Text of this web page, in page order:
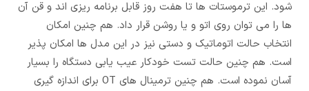
شود. این ترموستات ها تا هفت روز قابل برنامه ریزی اند و قن آن
ها را می توان روی اتو و یا روشن قرار داد. هم چنین امکان
انتخاب حالت اتوماتیک و دستی نیز در این مدل ها امکان پذیر
است. هم چنین حالت تست خودکار عیب یابی دستگاه را بسیار
آسان نموده است. هم چنین ترمینال های OT برای اندازه گیری